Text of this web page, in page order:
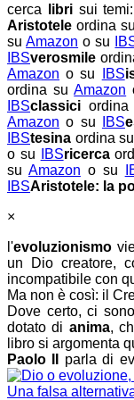
cerca librisui
Aristotele ordina su
suAmazon o su
IBSverosmile
Amazon o su IBS
ordina suAmazon
IBSclassici
Amazon o su IBS
IBStesina ordina su
o su
IBSricerca
su Amazon o su
IBSAristotele: la
×
l'evoluzionismo
un Dio creatore,
incompatibile con
Ma non è così: il
Dove certo, ci
dotato di anima,
libro si argomenta
Paolo II
parla di
Una falsa